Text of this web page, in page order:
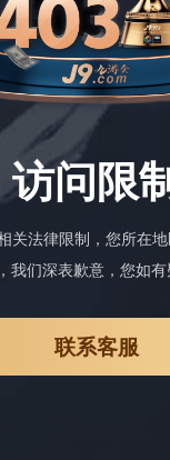
访问限
关法律限制，您所在
我们深表歉意，您如有
联系客服